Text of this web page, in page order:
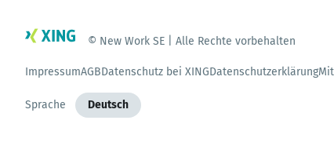
© New Work SE | Alle Rechte vorbehalten
ImpressumAGBDatenschutz bei XINGDatenschutzerklärung
Sprache Deutsch